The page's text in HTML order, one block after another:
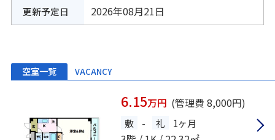
更新予定日 2026年08月21日
空室一覧 VACANCY
6.15万円 (管理費 8,000円)
敷 - 礼 1ヶ月